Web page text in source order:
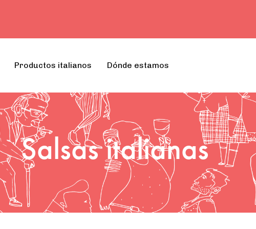
Productos italianos Dónde estamos
Salsas italianas